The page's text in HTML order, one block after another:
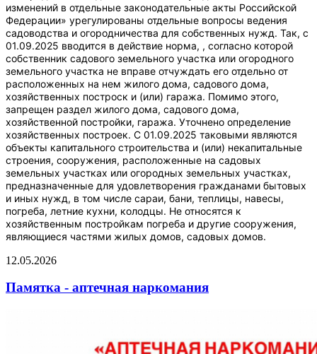
изменений в отдельные законодательные акты Российской
Федерации» урегулированы отдельные вопросы ведения
садоводства и огородничества для собственных нужд. Так, с
01.09.2025 вводится в действие норма, , согласно которой
собственник садового земельного участка или огородного
земельного участка не вправе отчуждать его отдельно от
расположенных на нем жилого дома, садового дома,
хозяйственных построск и (или) гаража. Помимо этого,
запрещен раздел жилого дома, садового дома,
хозяйственной постройки, гаража. Уточнено определение
хозяйственных построек. С 01.09.2025 таковыми являются
объекты капитального строительства и (или) некапитальные
строения, сооружения, расположенные на садовых
земельных участках или огородных земельных участках,
предназначенные для удовлетворения гражданами бытовых
и иных нужд, в том числе сараи, бани, теплицы, навесы,
погреба, летние кухни, колодцы. Не относятся к
хозяйственным постройкам погреба и другие сооружения,
являющиеся частями жилых домов, садовых домов.
12.05.2026
Памятка - аптечная наркомания